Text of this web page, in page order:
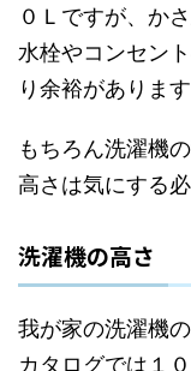
０Ｌですが、か
水栓やコンセン
り余裕があります
もちろん洗濯機
高さは気にする
洗濯機の高さ
我が家の洗濯機
カタログでは１